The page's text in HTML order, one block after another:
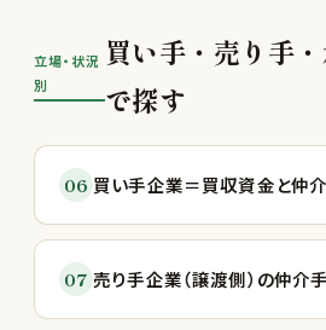
立場・状況
別
買い手・売り手
で探す
06 買い手企業＝買収資金と仲
07 売り手企業（譲渡側）の仲介